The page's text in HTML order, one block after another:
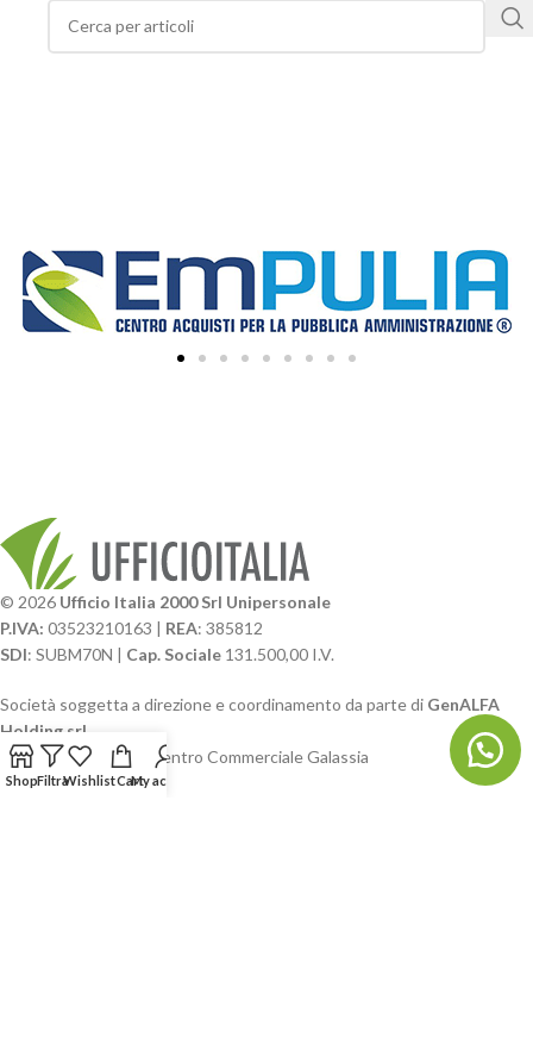
© 2026 Ufficio Italia 2000 Srl Unipersonale
P.IVA: 03523210163 | REA: 385812
SDI: SUBM70N | Cap. Sociale 131.500,00 I.V.
Società soggetta a direzione e coordinamento da parte di GenALFA
Holding srl
Via A. Ponti n. 4 – Centro Commerciale Galassia
24126 Bergamo
ShopFiltraWishlistCartMy account